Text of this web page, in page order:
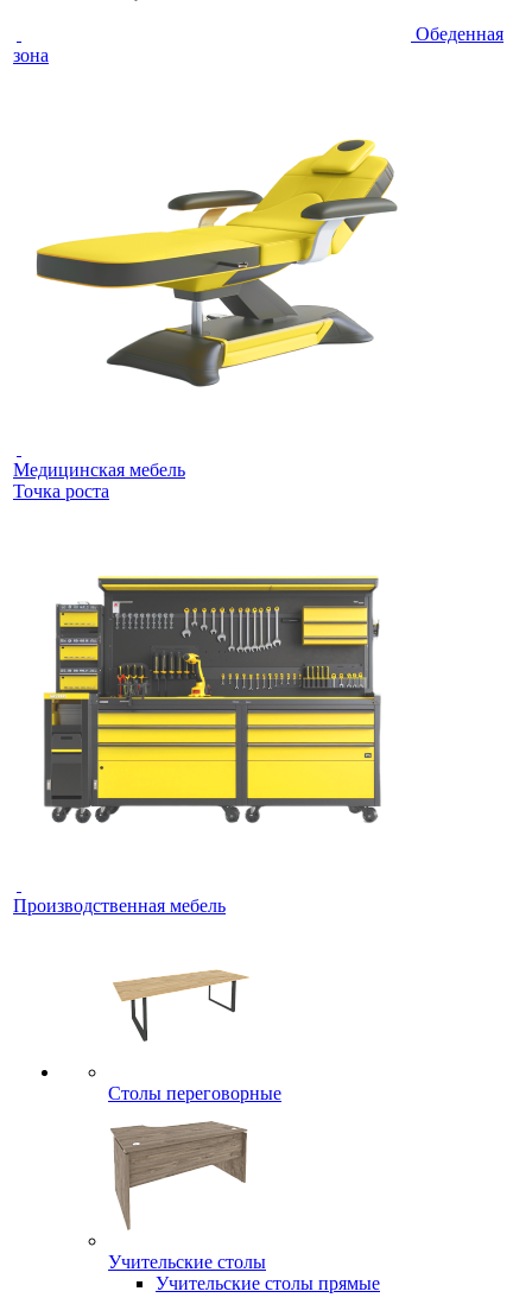
Обеденная
зона
Медицинская мебель
Точка роста
Производственная мебель
Столы переговорные
Учительские столы
Учительские столы прямые